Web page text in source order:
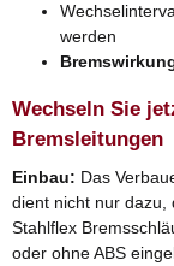
werden
Wechseln Sie
Bremsleitungen
Einbau: Das
dient nicht nur dazu,
Stahlflex
oder ohne ABS